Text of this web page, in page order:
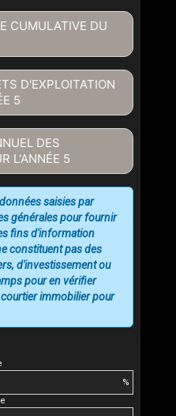
CUMULATIVE DU
D'EXPLOITATION
5
DES
L'ANNÉE 5
%
saisies par
générales pour fournir
fins d'information
constituent pas des
d'investissement ou
pour en vérifier
courtier immobilier pour